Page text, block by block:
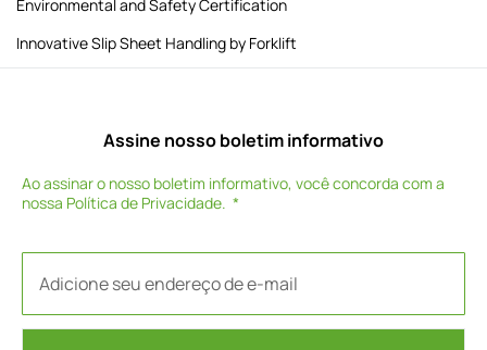
Environmental and Safety Certification
Innovative Slip Sheet Handling by Forklift
Assine nosso boletim informativo
Ao assinar o nosso boletim informativo, você concorda com a
nossa Política de Privacidade.